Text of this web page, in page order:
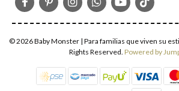
© 2026 Baby Monster | Para familias que viven su
Rights Reserved. Powered by